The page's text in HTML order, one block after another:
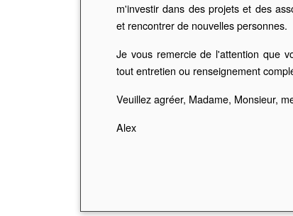
m'investir dans des projets et des
et rencontrer de nouvelles personnes.
Je vous remercie de l'attention que
tout entretien ou renseignement
Veuillez agréer, Madame, Monsieur,
Alex